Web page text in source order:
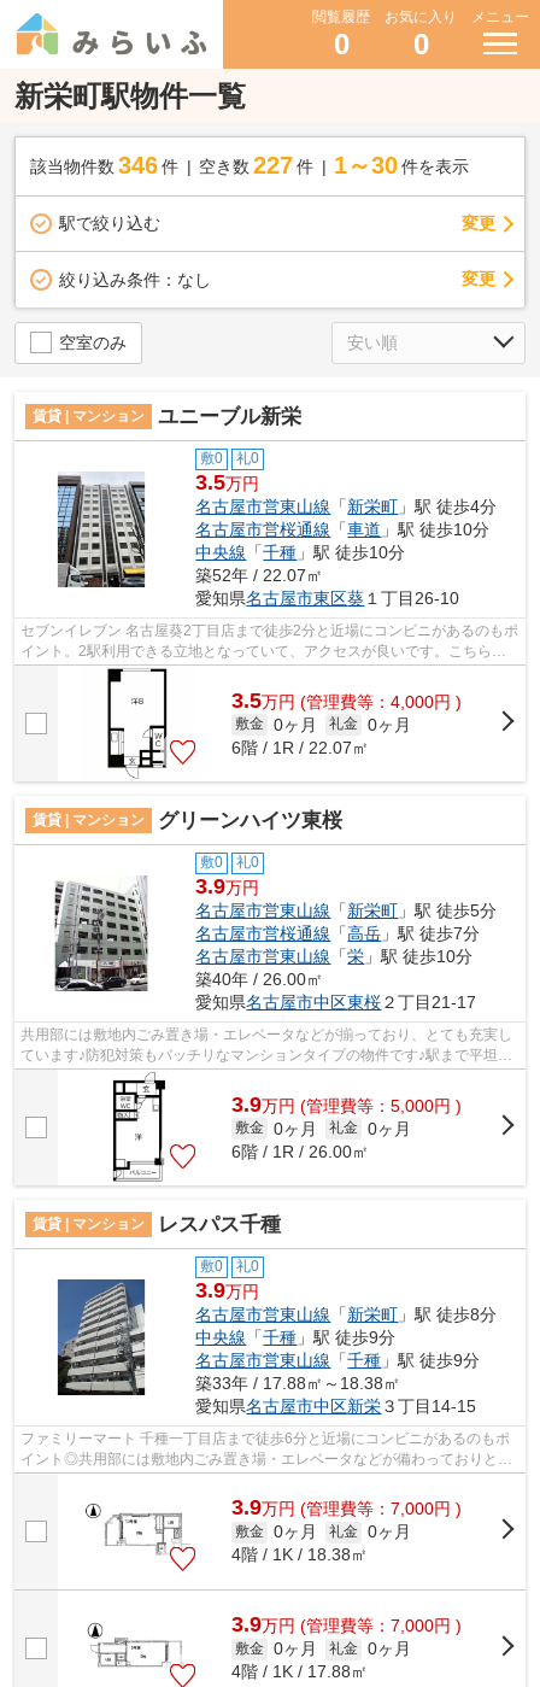
閲覧履歴
0
お気に入り
0
メニュー
新栄町駅物件一覧
該当物件数 346件 空き数 227 件 1～30 件を表示
駅で絞り込む 変更
絞り込み条件： なし 変更
空室のみ
賃貸 | マンション ユニーブル新栄
敷0 礼0
3.5万円
名古屋市営東山線 「新栄町 」駅 徒歩4分
名古屋市営桜通線 「車道 」駅 徒歩10分
中央線 「千種 」駅 徒歩10分
築52年 / 22.07㎡
愛知県名古屋市東区葵１丁目26-10
セブンイレブン 名古屋葵2丁目店まで徒歩2分と近場にコンビニがあるのもポ
イント。2駅利用できる立地となっていて、アクセスが良いです。こちらは
初期費用をカードでお支払いいただけ...
3.5万円 (管理費等：4,000円 )
敷金 0ヶ月 礼金 0ヶ月
6階 / 1R / 22.07㎡
賃貸 | マンション グリーンハイツ東桜
敷0 礼0
3.9万円
名古屋市営東山線 「新栄町 」駅 徒歩5分
名古屋市営桜通線 「高岳 」駅 徒歩7分
名古屋市営東山線 「栄 」駅 徒歩10分
築40年 / 26.00㎡
愛知県名古屋市中区東桜２丁目21-17
共用部には敷地内ごみ置き場・エレベータなどが揃っており、とても充実し
ています♪防犯対策もバッチリなマンションタイプの物件です♪駅まで平坦な
場所に位置する物件で、自転車をよく...
3.9万円 (管理費等：5,000円 )
敷金 0ヶ月 礼金 0ヶ月
6階 / 1R / 26.00㎡
賃貸 | マンション レスパス千種
敷0 礼0
3.9万円
名古屋市営東山線 「新栄町 」駅 徒歩8分
中央線 「千種 」駅 徒歩9分
名古屋市営東山線 「千種 」駅 徒歩9分
築33年 / 17.88㎡～18.38㎡
愛知県名古屋市中区新栄３丁目14-15
ファミリーマート 千種一丁目店まで徒歩6分と近場にコンビニがあるのもポ
イント◎共用部には敷地内ごみ置き場・エレベータなどが備わっておりとて
も充実しています◎平坦な場所にあるマ...
3.9万円 (管理費等：7,000円 )
敷金 0ヶ月 礼金 0ヶ月
4階 / 1K / 18.38㎡
3.9万円 (管理費等：7,000円 )
敷金 0ヶ月 礼金 0ヶ月
4階 / 1K / 17.88㎡